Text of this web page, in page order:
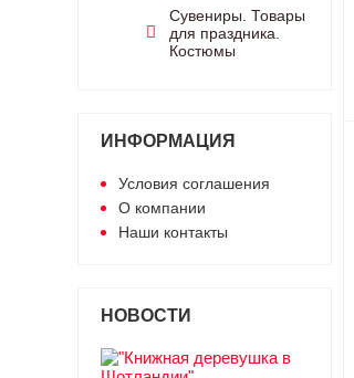
Сувениры. Товары
для праздника.
Костюмы
ИНФОРМАЦИЯ
Условия соглашения
О компании
Наши контакты
НОВОСТИ